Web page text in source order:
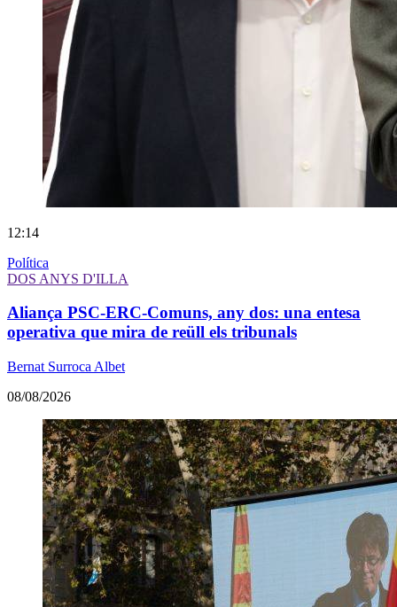
12:14
Política
DOS ANYS D'ILLA
Aliança PSC-ERC-Comuns, any dos: una entesa
operativa que mira de reüll els tribunals
Bernat Surroca Albet
08/08/2026